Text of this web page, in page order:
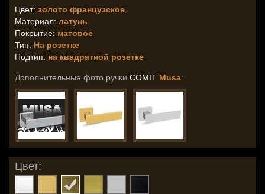
Цвет: золото французское
Материал: латунь
Покрытие: матовое
Тип: На розетке
Подтип: на квадратной розетке
Дополнительные фото ручки COMIT Musa:
Цвет: